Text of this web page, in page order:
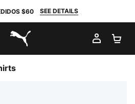
$60 SEE DETAILS
PUMA.com
MI